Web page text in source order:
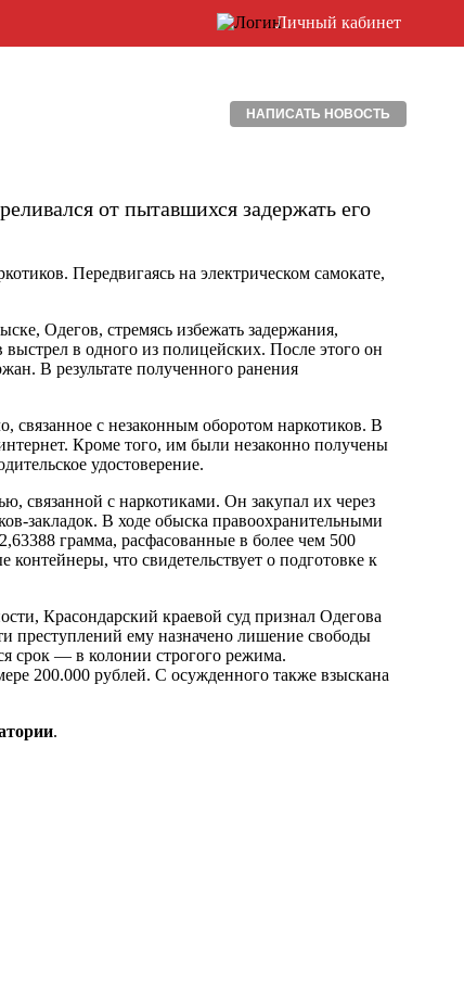
Личный кабинет
НАПИСАТЬ НОВОСТЬ
от пытавшихся задержать его
Передвигаясь на электрическом самокате,
Одегов, стремясь избежать задержания,
в одного из полицейских. После этого он
В результате полученного ранения
связанное с незаконным оборотом наркотиков. В
Кроме того, им были незаконно получены
удостоверение.
связанной с наркотиками. Он закупал их через
закладок. В ходе обыска правоохранительными
грамма, расфасованные в более чем 500
что свидетельствует о подготовке к
Красондарский краевой суд признал Одегова
преступлений ему назначено лишение свободы
срок — в колонии строгого режима.
200.000 рублей. С осужденного также взыскана
.